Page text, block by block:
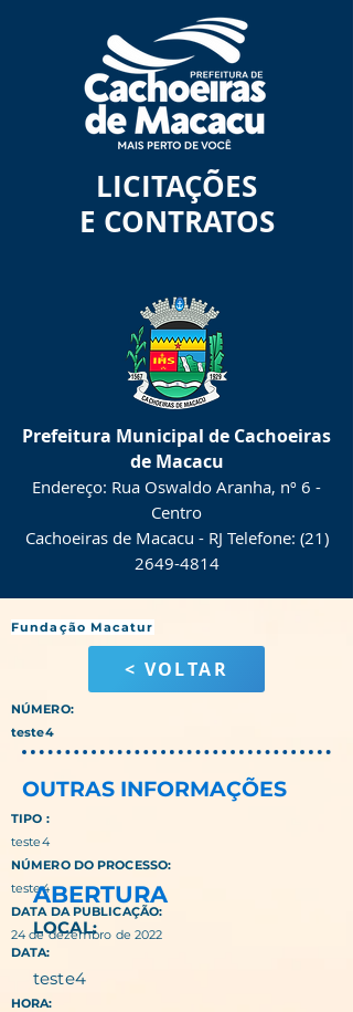
LICITAÇÕES
E CONTRATOS
Prefeitura Municipal de Cachoeiras
de Macacu
Endereço: Rua Oswaldo Aranha, nº 6 -
Centro
Cachoeiras de Macacu - RJ Telefone: (21)
2649-4814
Fundação Macatur
< VOLTAR
NÚMERO:
teste4
OUTRAS INFORMAÇÕES
TIPO :
teste4
NÚMERO DO PROCESSO:
teste4
DATA DA PUBLICAÇÃO:
24 de dezembro de 2022
ABERTURA
LOCAL:
DATA:
teste4
HORA: